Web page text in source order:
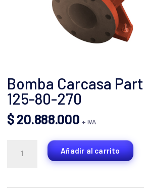
Bomba Carcasa
125-80-270
$20.888.000 + IVA
Carcasa
Añadir al carrito